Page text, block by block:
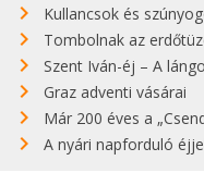
Kullancsok és
Tombolnak az
Szent Iván-éj – A
Graz adventi vásárai
Már 200 éves a
A nyári napforduló éjjelén